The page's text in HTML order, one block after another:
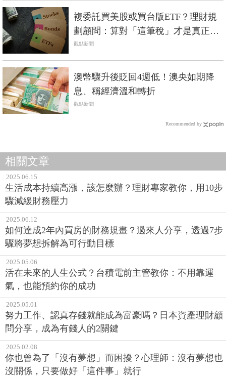
複委託買美股或買台版ETF？理財規
劃顧問：算對「這筆稅」才是真正報
酬
觀點新聞
澳幣驟升後貶回4週低！澳央如期降
息、稱經濟溫和轉折
觀點新聞
Recommended by
相關文章
2025.06.15
生活成本持續高漲，該怎麼辦？理財專家教你，用10步
驟減緩財務壓力
2025.06.12
如何達成2年內買房的財務規畫？過來人分享，透過7步
驟將夢想拆解為可行動目標
2025.05.06
活在未來的人生公式？台積電前主管教你：不用靠運
氣，也能預約你的成功
2025.05.01
努力工作、認真存錢就能成為富豪嗎？日本資產理財顧
問分享，成為有錢人的2關鍵
2025.02.08
你也曾為了「沒有夢想」而困擾？心理師：沒有夢想也
沒關係，只要做好「這件事」就行